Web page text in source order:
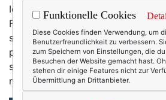
Ich laufe los, Richtung
Farbe meines Lieblings-Rosés hat.
schon Heu gemacht und Blumen,
paar Mücken sind auch schon
scheren mich Insekten, wenn die
riecht. Und da, ein Bambi ... nein,
Funktionelle Cookies
Diese Cookies finden Verwendung, um
Benutzerfreundlichkeit zu verbessern.
zum Speichern von Einstellungen, die
Besuchen der Website gemacht hast.
stehen dir einige Features nicht zur
Übermittlung an Drittanbieter.